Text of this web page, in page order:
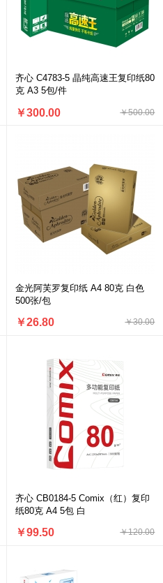
齐心 C4783-5 晶纯高速王复印纸80
克 A3 5包/件
￥500.00
￥300.00
金光阿芙罗复印纸 A4 80克 白色
500张/包
￥30.00
￥26.80
齐心 CB0184-5 Comix（红）复印
纸80克 A4 5包 白
￥120.00
￥99.50